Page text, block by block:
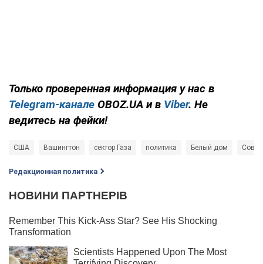
Только проверенная информация у нас в
Telegram-канале OBOZ.UA и в Viber. Не
ведитесь на фейки!
США Вашингтон сектор Газа политика Белый дом
Редакционная политика